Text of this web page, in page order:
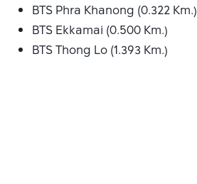
BTS Phra Khanong (0.322 Km.)
BTS Ekkamai (0.500 Km.)
BTS Thong Lo (1.393 Km.)